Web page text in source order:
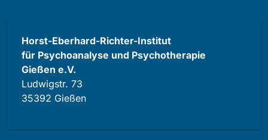
Horst-Eberhard-Richter-Institut
für Psychoanalyse und Psychotherapie
Gießen e.V.
Ludwigstr. 73
35392 Gießen